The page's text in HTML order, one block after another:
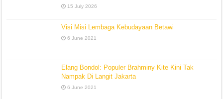
15 July 2026
Visi Misi Lembaga Kebudayaan Betawi
6 June 2021
Elang Bondol: Populer Brahminy Kite Kini Tak
Nampak Di Langit Jakarta
6 June 2021